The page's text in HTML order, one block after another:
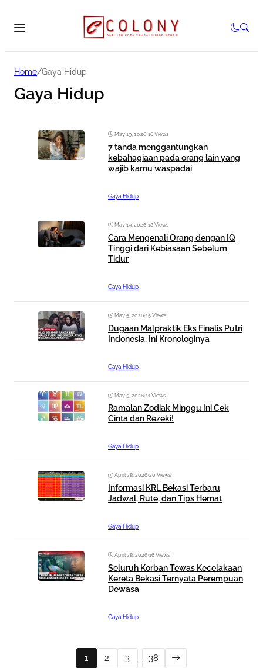
Home/Gaya Hidup
Gaya Hidup
May 19, 2026•16 Views
7 tanda menggantungkan
kebahagiaan pada orang lain yang
wajib kamu waspadai
Gaya Hidup
May 19, 2026•18 Views
Cara Mengenali Orang dengan IQ
Tinggi dari Kebiasaan Sebelum
Tidur
Gaya Hidup
May 5, 2026•15 Views
Dugaan Malpraktik Eks Finalis Putri
Indonesia, Ini Kronologinya
Gaya Hidup
May 5, 2026•11 Views
Ramalan Zodiak Minggu Ini Cek
Cinta dan Rezeki!
Gaya Hidup
April 28, 2026•20 Views
Informasi KRL Bekasi Terbaru
Jadwal, Rute, dan Tips Hemat
Gaya Hidup
April 28, 2026•16 Views
Seluruh Korban Tewas Kecelakaan
Kereta Bekasi Ternyata Perempuan
Dewasa
Gaya Hidup
1 2 3 … 38